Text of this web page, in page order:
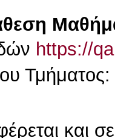
https://
Τμήματος:
και